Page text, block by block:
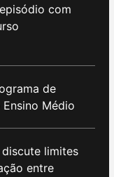
com
de
Médio
discute limites
entre